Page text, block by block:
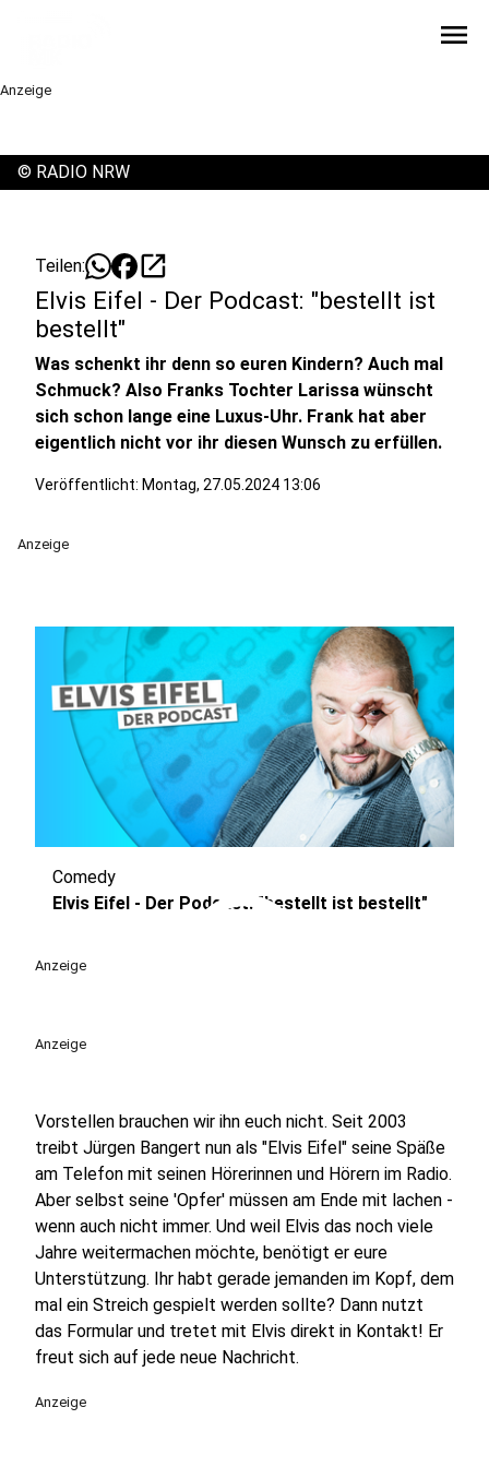
menu
Anzeige
© RADIO NRW
Teilen: open_in_new
Elvis Eifel - Der Podcast: "bestellt ist
bestellt"
Was schenkt ihr denn so euren Kindern? Auch mal
Schmuck? Also Franks Tochter Larissa wünscht
sich schon lange eine Luxus-Uhr. Frank hat aber
eigentlich nicht vor ihr diesen Wunsch zu erfüllen.
Veröffentlicht: Montag, 27.05.2024 13:06
Anzeige
play_circle
Comedy
Elvis Eifel - Der Podcast: "bestellt ist bestellt"
Anzeige
Anzeige
Vorstellen brauchen wir ihn euch nicht. Seit 2003
treibt Jürgen Bangert nun als "Elvis Eifel" seine Späße
am Telefon mit seinen Hörerinnen und Hörern im Radio.
Aber selbst seine 'Opfer' müssen am Ende mit lachen -
wenn auch nicht immer. Und weil Elvis das noch viele
Jahre weitermachen möchte, benötigt er eure
Unterstützung. Ihr habt gerade jemanden im Kopf, dem
mal ein Streich gespielt werden sollte? Dann nutzt
das Formular und tretet mit Elvis direkt in Kontakt! Er
freut sich auf jede neue Nachricht.
Anzeige